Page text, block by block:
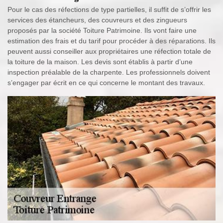
Pour le cas des réfections de type partielles, il suffit de s’offrir les
services des étancheurs, des couvreurs et des zingueurs
proposés par la société Toiture Patrimoine. Ils vont faire une
estimation des frais et du tarif pour procéder à des réparations. Ils
peuvent aussi conseiller aux propriétaires une réfection totale de
la toiture de la maison. Les devis sont établis à partir d’une
inspection préalable de la charpente. Les professionnels doivent
s’engager par écrit en ce qui concerne le montant des travaux.